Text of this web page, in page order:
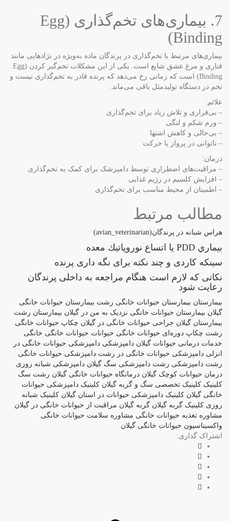
7. بیماری‌های تخم‌گذاری (Egg
Binding)
بیماری‌های مرتبط با تخم‌گذاری در پرندگان ماده به‌ویژه در نژادهایی مانند
قناری و مرغ عشق شایع است. یکی از این مشکلات تخم‌گیر کردن (Egg
Binding) است که زمانی رخ می‌دهد که پرنده قادر به تخم‌گذاری نیست و
تخم در دستگاه تولیدمثل باقی می‌ماند.
علائم:
– بی‌قراری و تلاش زیاد برای تخم‌گذاری
– ورم شکم و لنگی
– بی‌حالی و کاهش اشتها
– ناتوانی در پرواز یا حرکت
درمان:
– مراقبت‌های اضطراری توسط دامپزشک برای کمک به تخم‌گذاری
– افزایش کلسیم در رژیم غذایی
– اطمینان از محیط مناسب برای تخم‌گذاری
مطالب مرتبط
هراس شبانه در پرندگان(avian_veterinarian)
بيماري PDD یا اتساع نوروپاتيك معده
سینکه کاردی و چند نکته برای نگه داری پرنده
نکاتی که لازم است هنگام مراجعه به داخلی پرندگان
رعایت شود
بیمارستان بیمارستان حیوانات خانگی رشت بیمارستان حیوانات خانگی
گیلان بیمارستان حیوانات خانگی نزدیک به من در گیلان بیمارستان رشت
بیمارستان گیلان جراحی حیوانات خانگی در گیلان چکاپ حیوانات خانگی
رشت چکاپ دوره‌ای حیوانات خانگی حیوانات حیوانات خانگی خانگی
خدمات درمانی حیوانات گیلان دامپزشکی دامپزشکی حیوانات خانگی در
انزلی دامپزشکی حیوانات خانگی در رشت دامپزشکی حیوانات خانگی
رشت دامپزشکی رشت دامپزشکی سگ گیلان دامپزشکی شبانه روزی
درمان حیوانات کوچک گیلان درمانگاه حیوانات خانگی گیلان رشت سگ
کلینیک کلینیک تخصصی سگ و گربه گیلان کلینیک دامپزشکی حیوانات
خانگی گیلان کلینیک دامپزشکی حیوانات در استان گیلان کلینیک شبانه
روزی کلینیک گربه گیلان گربه گیلان مراقبت از حیوانات خانگی در گیلان
مشاوره تغذیه حیوانات خانگی مشاوره سلامت حیوانات خانگی
واکسیناسیون حیوانات خانگی گیلان
اشتراک گذاری: